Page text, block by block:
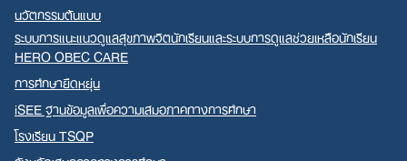
นวัตกรรมต้นแบบ
ระบบการแนะแนวดูแลสุขภาพจิตนักเรียนและระบบการดูแลช่วยเหลือนักเรียน
HERO OBEC CARE
การศึกษายืดหยุ่น
iSEE ฐานข้อมูลเพื่อความเสมอภาคทางการศึกษา
โรงเรียน TSQP